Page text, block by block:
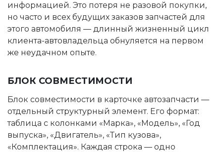
информацией. Это потеря не разовой покупки,
но часто и всех будущих заказов запчастей для
этого автомобиля — длинный жизненный цикл
клиента-автовладельца обнуляется на первом
же неудачном опыте.
БЛОК СОВМЕСТИМОСТИ
Блок совместимости в карточке автозапчасти —
отдельный структурный элемент. Его формат:
таблица с колонками «Марка», «Модель», «Год
выпуска», «Двигатель», «Тип кузова»,
«Комплектация». Каждая строка — одно